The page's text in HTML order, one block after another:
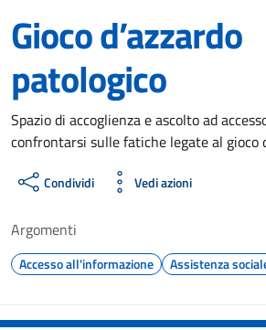
Gioco d’azzardo
patologico
Dettagli del documento
Spazio di accoglienza e ascolto ad
confrontarsi sulle fatiche legate al gioco
Condividi Vedi azioni
Argomenti
Accesso all'informazione Assistenza